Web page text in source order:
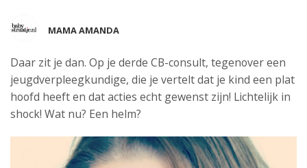
MAMA AMANDA
Daar zit je dan. Op je derde CB-consult, tegenover een
jeugdverpleegkundige, die je vertelt dat je kind een plat
hoofd heeft en dat acties echt gewenst zijn! Lichtelijk in
shock! Wat nu? Een helm?